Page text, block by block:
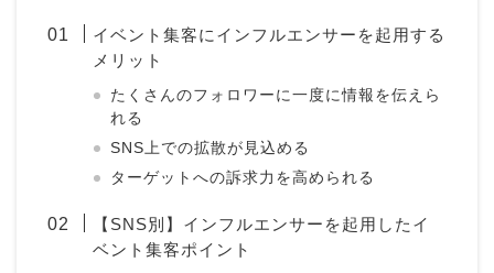
イベント集客にインフルエンサーを起用する
メリット
たくさんのフォロワーに一度に情報を伝えら
れる
SNS上での拡散が見込める
ターゲットへの訴求力を高められる
【SNS別】インフルエンサーを起用したイ
ベント集客ポイント